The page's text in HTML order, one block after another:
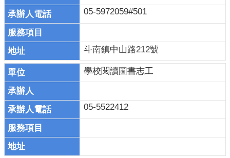
05-5972059#501
斗南鎮中山路212號
學校閱讀圖書志工
05-5522412